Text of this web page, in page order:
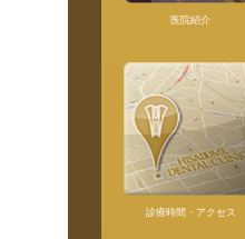
医院紹介
診療時間・アクセス